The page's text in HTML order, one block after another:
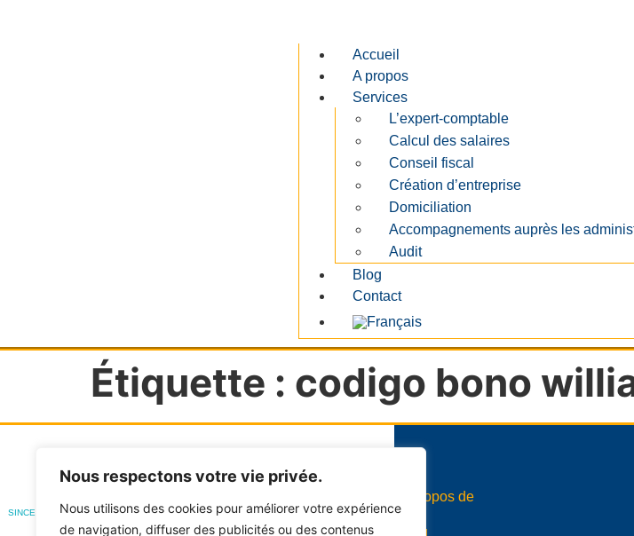
Nous respectons votre vie privée.
Nous utilisons des cookies pour améliorer votre expérience
de navigation, diffuser des publicités ou des contenus
Accueil
A propos
Services
L’expert-comptable
Calcul des salaires
Conseil fiscal
Création d’entreprise
Domiciliation
Accompagnements auprès les
Audit
Blog
Contact
Étiquette : codigo bono
SINCE 2016
A propos de
Blog